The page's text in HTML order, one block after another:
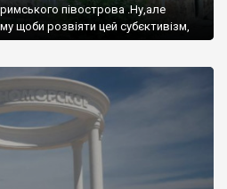
півострова .Ну,але
щоби розвіяти цей субєктивізм,